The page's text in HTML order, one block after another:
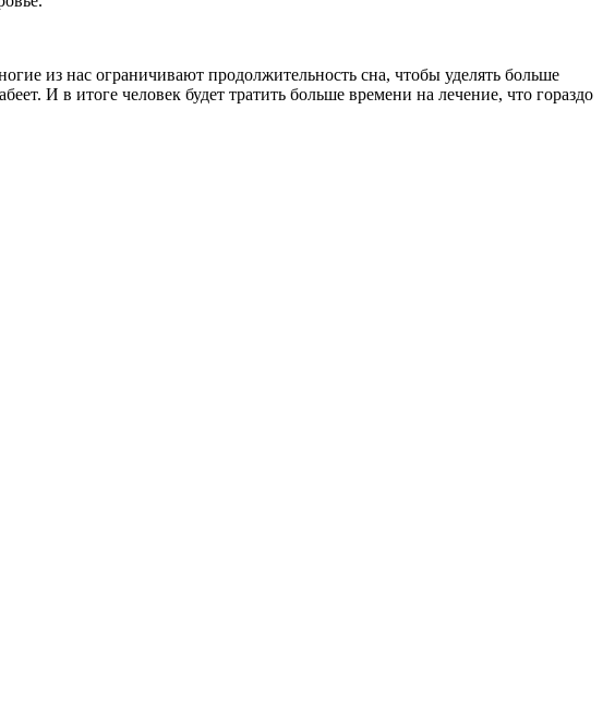
из нас ограничивают продолжительность сна, чтобы уделять больше
И в итоге человек будет тратить больше времени на лечение, что гораздо